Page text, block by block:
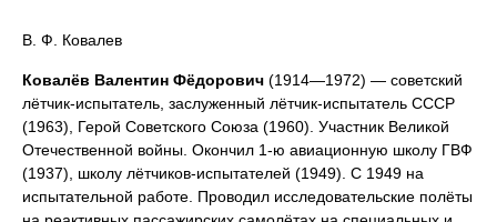
В. Ф. Ковалев
Ковалёв Валентин Фёдорович (1914—1972) — советский
лётчик-испытатель, заслуженный лётчик-испытатель СССР
(1963), Герой Советского Союза (1960). Участник Великой
Отечественной войны. Окончил 1-ю авиационную школу ГВФ
(1937), школу лётчиков-испытателей (1949). С 1949 на
испытательной работе. Проводил исследовательские полёты